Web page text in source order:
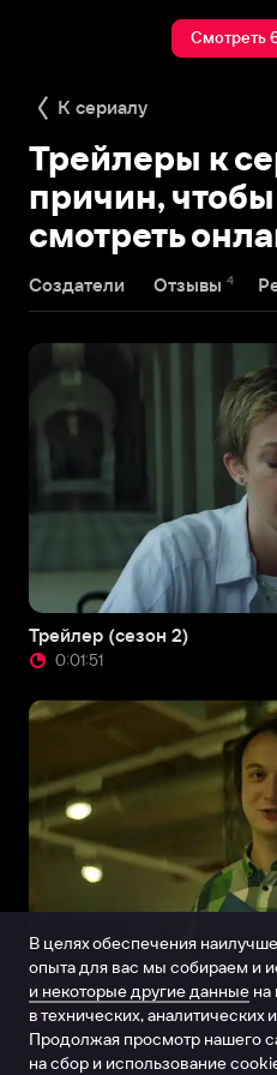
Смотреть
К сериалу
Трейлеры к
причин,
смотреть
Создатели Отзывы 4
Трейлер (сезон 2)
0:01:51
Трейлер
0:02:09
В целях обеспечения
опыта для вас мы собираем и
и некоторые другие данные на
в технических, аналитических
Продолжая просмотр нашего
на сбор и использование